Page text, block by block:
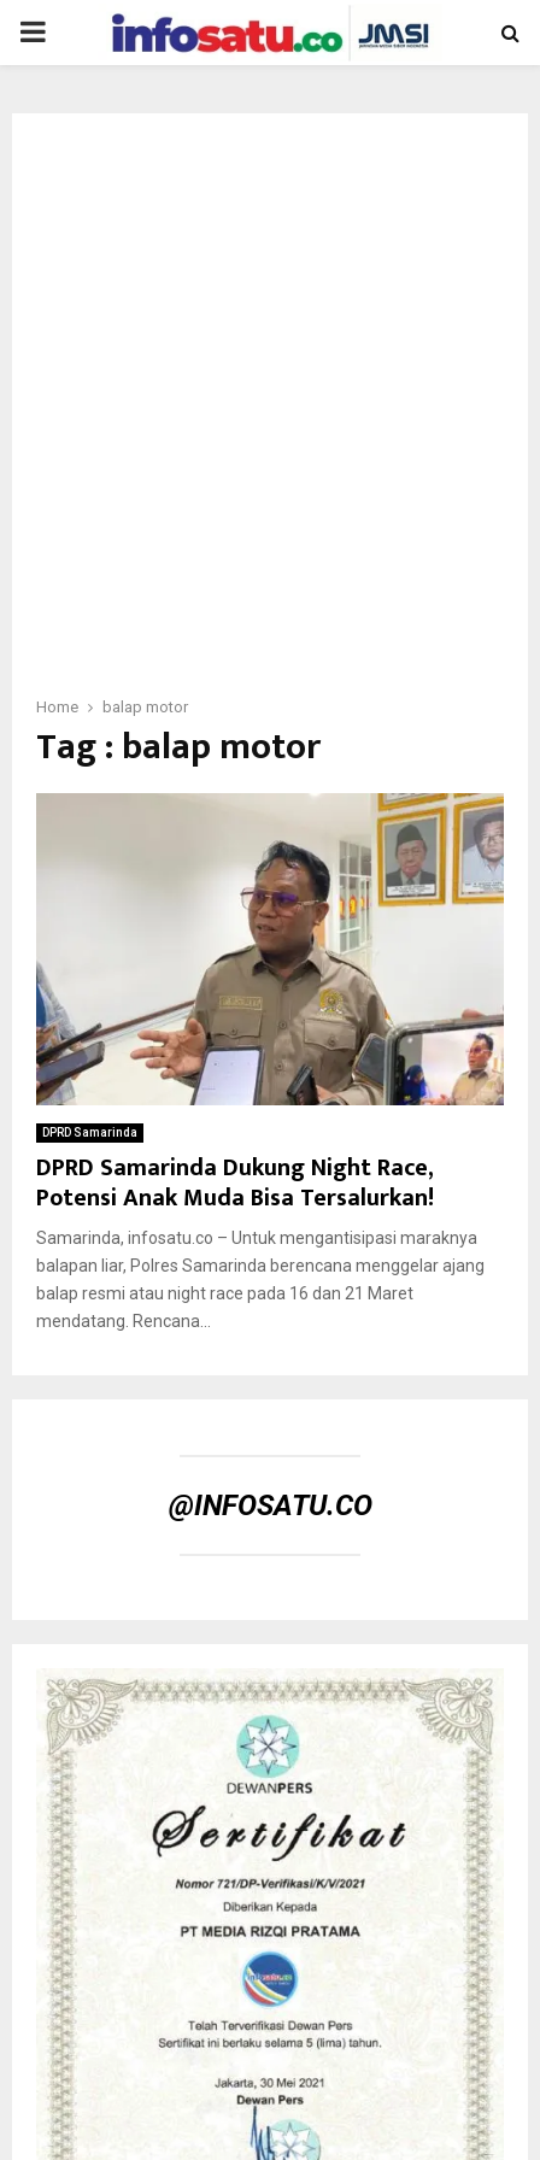
PRIMARY
Home balap motor
Tag : balap motor
DPRD Samarinda
DPRD Samarinda Dukung Night Race,
Potensi Anak Muda Bisa Tersalurkan!
Samarinda, infosatu.co – Untuk mengantisipasi maraknya
balapan liar, Polres Samarinda berencana menggelar ajang
balap resmi atau night race pada 16 dan 21 Maret
mendatang. Rencana...
@INFOSATU.CO